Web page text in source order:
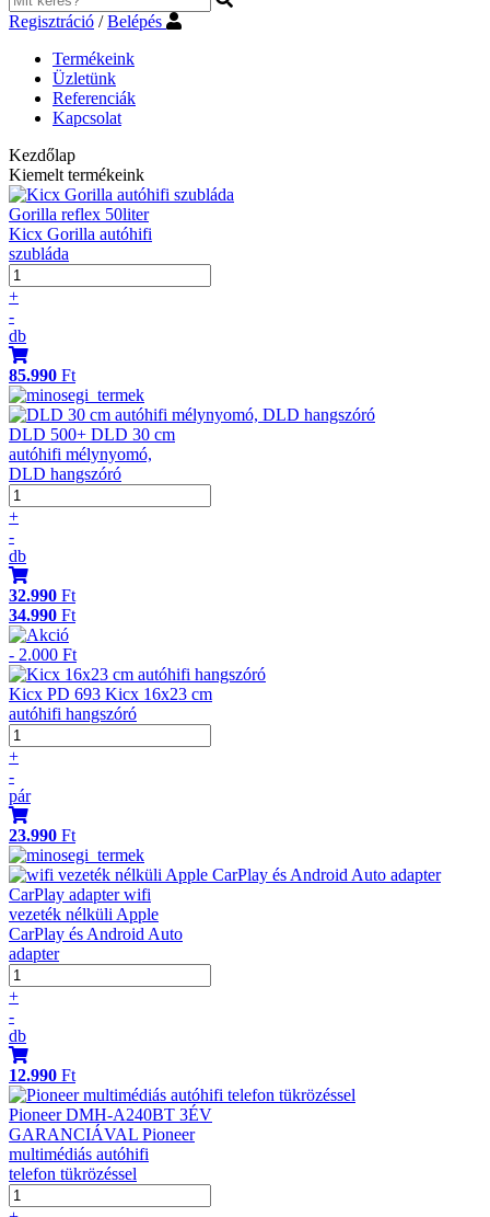
Regisztráció /Belépés
Termékeink
Üzletünk
Referenciák
Kapcsolat
Kezdőlap
Kiemelt termékeink
Gorilla reflex 50liter
Kicx Gorilla autóhifi
szubláda
+
-
db
85.990 Ft
DLD 500+ DLD 30 cm
autóhifi mélynyomó,
DLD hangszóró
+
-
db
32.990 Ft
34.990 Ft
- 2.000 Ft
Kicx PD 693 Kicx 16x23 cm
autóhifi hangszóró
+
-
pár
23.990 Ft
CarPlay adapter wifi
vezeték nélküli Apple
CarPlay és Android Auto
adapter
+
-
db
12.990 Ft
Pioneer DMH-A240BT 3ÉV
GARANCIÁVAL Pioneer
multimédiás autóhifi
telefon tükrözéssel